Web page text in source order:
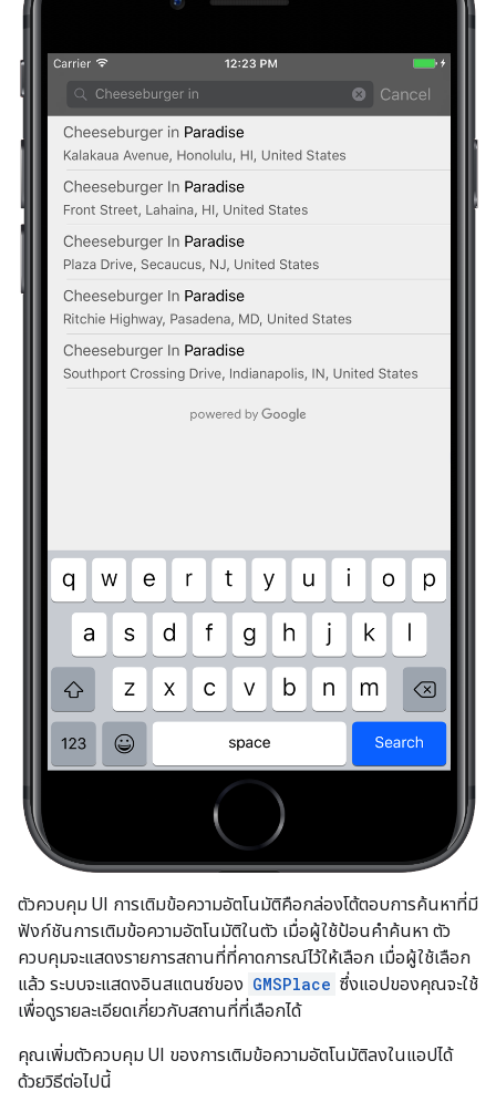
ตัวควบคุม UI การเติมข้อความอัตโนมัติคือกล่องโต้ตอบการค้นหาที่มี
ฟังก์ชันการเติมข้อความอัตโนมัติในตัว เมื่อผู้ใช้ป้อนคำค้นหา ตัว
ควบคุมจะแสดงรายการสถานที่ที่คาดการณ์ไว้ให้เลือก เมื่อผู้ใช้เลือก
แล้ว ระบบจะแสดงอินสแตนซ์ของ GMSPlace ซึ่งแอปของคุณจะใช้
เพื่อดูรายละเอียดเกี่ยวกับสถานที่ที่เลือกได้
คุณเพิ่มตัวควบคุม UI ของการเติมข้อความอัตโนมัติลงในแอปได้
ด้วยวิธีต่อไปนี้